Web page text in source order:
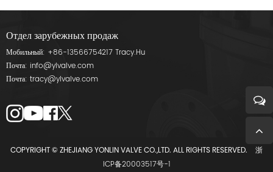
Отдел зарубежных продаж
Мобильный: +86-13566754217 Tracy.Hu
Почта: info@ylvalve.com
Почта: tracy@ylvalve.com
COPYRIGHT © ZHEJIANG YONLIN VALVE CO.,LTD. ALL RIGHTS RESERVED.
浙
ICP备20003517号-1